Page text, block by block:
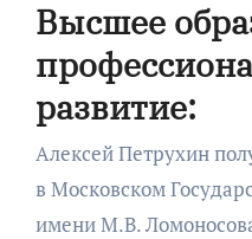
Высшее
развитие:
Алексей Петрухин
в Московском
имени М.В.